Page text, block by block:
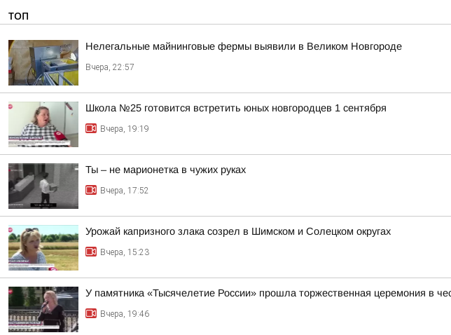
ТОП
Нелегальные майнинговые фермы выявили в Великом Новгороде
Вчера, 22:57
Школа №25 готовится встретить юных новгородцев 1 сентября
Вчера, 19:19
Ты – не марионетка в чужих руках
Вчера, 17:52
Урожай капризного злака созрел в Шимском и Солецком округах
Вчера, 15:23
У памятника «Тысячелетие России» прошла торжественная церемония в
Вчера, 19:46